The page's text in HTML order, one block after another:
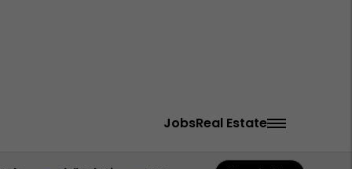
JobsReal Estate